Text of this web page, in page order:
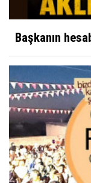
Başkanın